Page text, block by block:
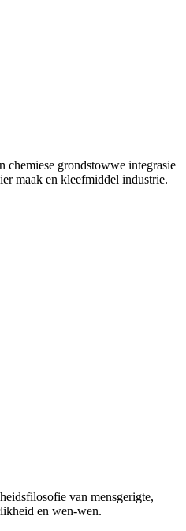
chemiese grondstowwe integrasie
maak en kleefmiddel industrie.
van mensgerigte,
en wen-wen.